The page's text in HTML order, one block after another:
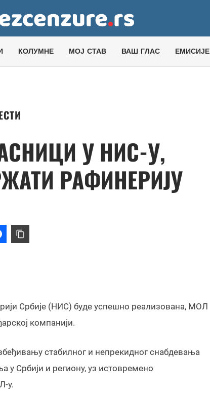
КОЛУМНЕ МОЈ СТАВ ВАШ ГЛАС ЕМИСИЈЕ
У НИС-У,
РАФИНЕРИЈУ
Србије (НИС) буде успешно реализована, МОЛ
компанији.
стабилног и непрекидног снабдевања
у Србији и региону, уз истовремено
у.